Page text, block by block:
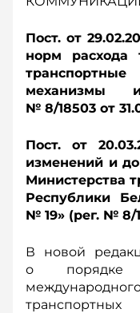
Пост. от
норм расхода
механизмы
№ 8/18503 от
Пост. от
изменений и
Министерства
Республики
№ 19» (рег. № 8/
В новой
о